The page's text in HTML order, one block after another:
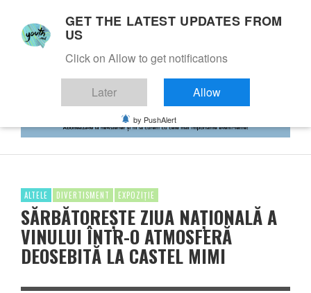
ALTELE DIVERTISMENT EXPOZIȚIE
SĂRBĂTOREȘTE ZIUA NAȚIONALĂ A
VINULUI ÎNTR-O ATMOSFERĂ
DEOSEBITĂ LA CASTEL MIMI
GET THE LATEST UPDATES FROM
US
Click on Allow to get notifications
Later Allow
by PushAlert